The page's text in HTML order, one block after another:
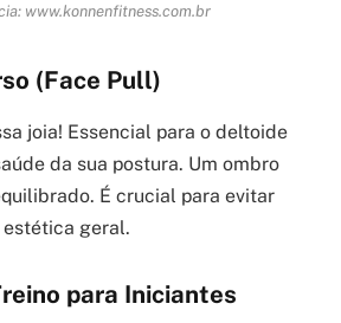
www.konnenfitness.com.br
(Face Pull)
joia! Essencial para o deltoide
da sua postura. Um ombro
É crucial para evitar
geral.
para Iniciantes